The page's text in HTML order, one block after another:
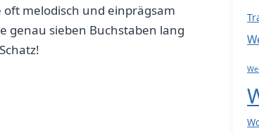
oft melodisch und einprägsam
genau ​sieben Buchstaben lang